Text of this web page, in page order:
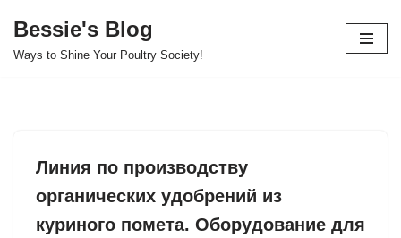
Skip
Bessie's Blog
Ways to Shine Your Poultry Society!
Линия по производству
органических удобрений из
куриного помета. Оборудование для